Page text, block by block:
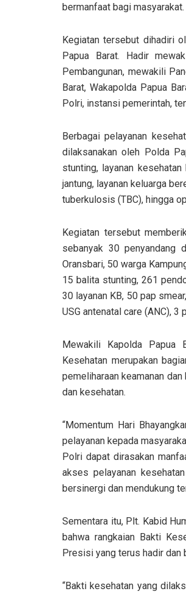
bermanfaat bagi masyarakat.
Kegiatan tersebut dihadiri
Papua Barat. Hadir
Pembangunan, mewakili
Barat, Wakapolda Papua
Polri, instansi pemerintah,
Berbagai pelayanan
dilaksanakan oleh Polda
stunting, layanan
jantung, layanan keluarga
tuberkulosis (TBC), hingga
Kegiatan tersebut
sebanyak 30 penyandang
Oransbari, 50 warga
15 balita stunting, 261
30 layanan KB, 50 pap
USG antenatal care (ANC),
Mewakili Kapolda Papua
Kesehatan merupakan
pemeliharaan keamanan
dan kesehatan.
“Momentum Hari
pelayanan kepada
Polri dapat dirasakan
akses pelayanan
bersinergi dan mendukung
Sementara itu, Plt. Kabid
bahwa rangkaian Bakti
Presisi yang terus hadir dan
“Bakti kesehatan yang